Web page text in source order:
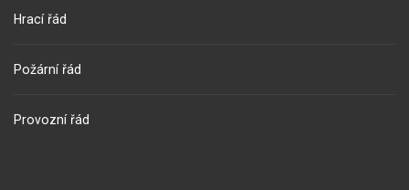
Hrací řád
Požární řád
Provozní řád